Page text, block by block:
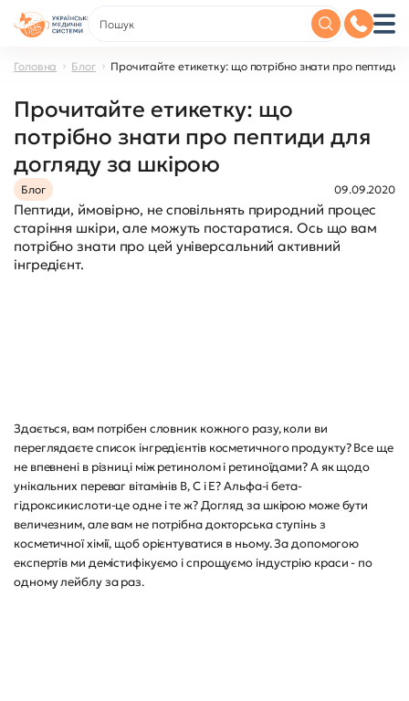
Головна Блог Прочитайте етикетку: що потрібно знати про пептиди
Прочитайте етикетку: що
потрібно знати про пептиди для
догляду за шкірою
Блог 09.09.2020
Пептиди, ймовірно, не сповільнять природний процес
старіння шкіри, але можуть постаратися. Ось що вам
потрібно знати про цей універсальний активний
інгредієнт.
Здається, вам потрібен словник кожного разу, коли ви
переглядаєте список інгредієнтів косметичного продукту? Все ще
не впевнені в різниці між ретинолом і ретиноїдами? А як щодо
унікальних переваг вітамінів B, C і E? Альфа-і бета-
гідроксикислоти-це одне і те ж? Догляд за шкірою може бути
величезним, але вам не потрібна докторська ступінь з
косметичної хімії, щоб орієнтуватися в ньому. За допомогою
експертів ми демістифікуємо і спрощуємо індустрію краси - по
одному лейблу за раз.